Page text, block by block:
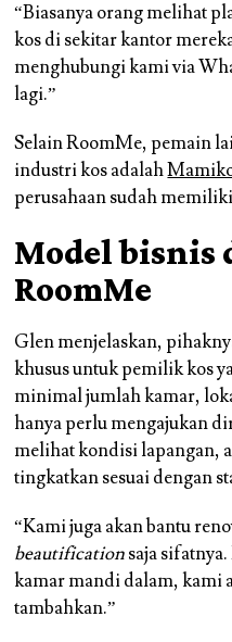
“Biasanya orang melihat
kos di sekitar kantor
menghubungi kami via
lagi.”
Selain RoomMe, pemain
industri kos adalah
perusahaan sudah
Model bisnis
RoomMe
Glen menjelaskan,
khusus untuk pemilik kos
minimal jumlah kamar,
hanya perlu mengajukan
melihat kondisi lapangan,
tingkatkan sesuai dengan
“Kami juga akan bantu
beautificationsaja
kamar mandi dalam, kami
tambahkan.”